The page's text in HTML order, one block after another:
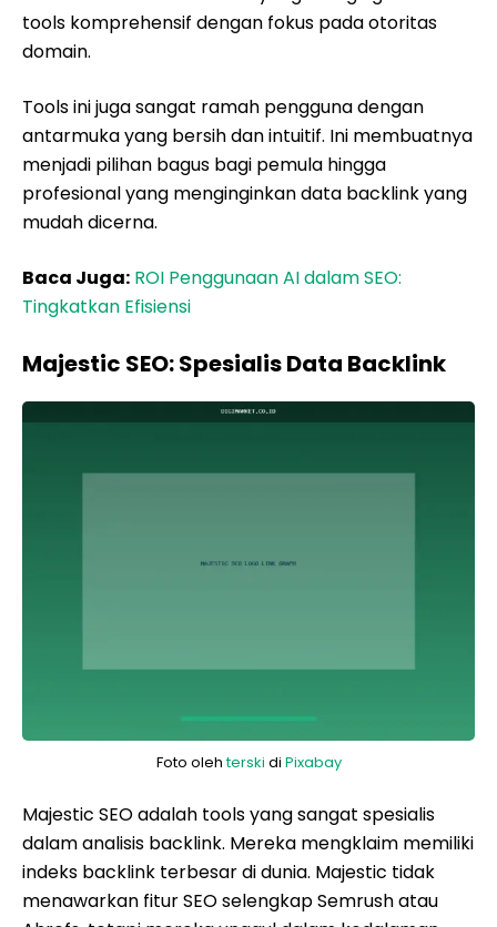
tools komprehensif dengan fokus pada otoritas
domain.
Tools ini juga sangat ramah pengguna dengan
antarmuka yang bersih dan intuitif. Ini membuatnya
menjadi pilihan bagus bagi pemula hingga
profesional yang menginginkan data backlink yang
mudah dicerna.
Baca Juga: ROI Penggunaan AI dalam SEO:
Tingkatkan Efisiensi
Majestic SEO: Spesialis Data Backlink
Foto olehterski di Pixabay
Majestic SEO adalah tools yang sangat spesialis
dalam analisis backlink. Mereka mengklaim memiliki
indeks backlink terbesar di dunia. Majestic tidak
menawarkan fitur SEO selengkap Semrush atau